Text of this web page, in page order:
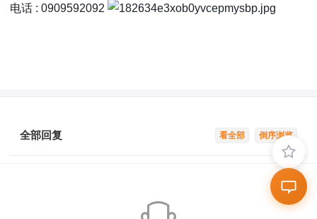
电话 : 0909592092
倒序浏览
看全部
全部回复